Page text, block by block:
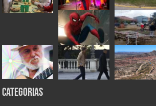
Categorias